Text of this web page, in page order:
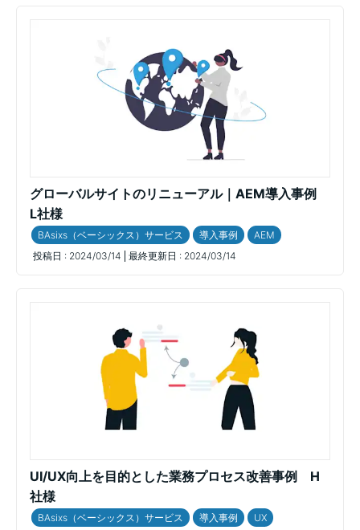
グローバルサイトのリニューアル｜AEM導入事例
L社様
BAsixs（ベーシックス）サービス 導入事例
AEM
投稿日 : 2024/03/14 最終更新日 : 2024/03/14
UI/UX向上を目的とした業務プロセス改善事例 H
社様
BAsixs（ベーシックス）サービス 導入事例
UX